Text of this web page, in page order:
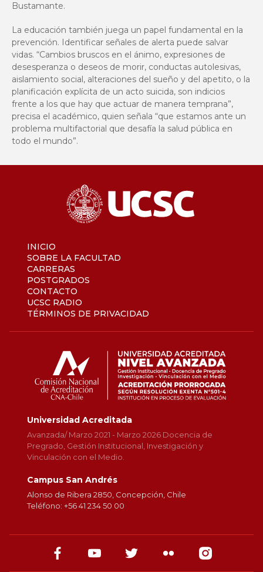
Bustamante.
La educación también juega un papel fundamental en la
prevención. Identificar señales de alerta puede salvar
vidas. “Cambios bruscos en el ánimo, expresiones de
desesperanza o deseos de morir, conductas autolesivas,
aislamiento social, alteraciones del sueño y del apetito, o la
planificación explícita de un acto suicida, son indicios
frente a los que hay que actuar de manera temprana”,
precisa el académico, quien señala “que estamos ante un
problema multifactorial que desafía la salud pública en
todo el mundo”.
INICIO
SOBRE LA FACULTAD
CARRERAS
POSTGRADOS
CONTACTO
UCSC RADIO
TÉRMINOS DE PRIVACIDAD
Universidad Acreditada
Avanzada/ Marzo 2021 - Marzo 2026 Docencia de
Pregrado, Gestión Institucional, Investigación y
Vinculación con el Medio.
Campus San Andrés
Alonso de Ribera 2850, Concepción, Chile
Teléfono: +56 41 234 50 00